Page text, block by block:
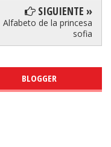
SIGUIENTE »
Alfabeto de la princesa
sofia
BLOGGER